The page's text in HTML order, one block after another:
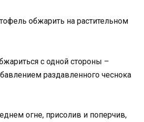
обжарить на растительном
с одной стороны –
раздавленного чеснока
огне, присолив и поперчив,